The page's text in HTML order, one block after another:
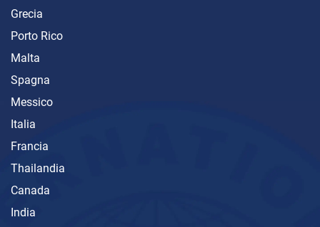
Grecia
Porto Rico
Malta
Spagna
Messico
Italia
Francia
Thailandia
Canada
India